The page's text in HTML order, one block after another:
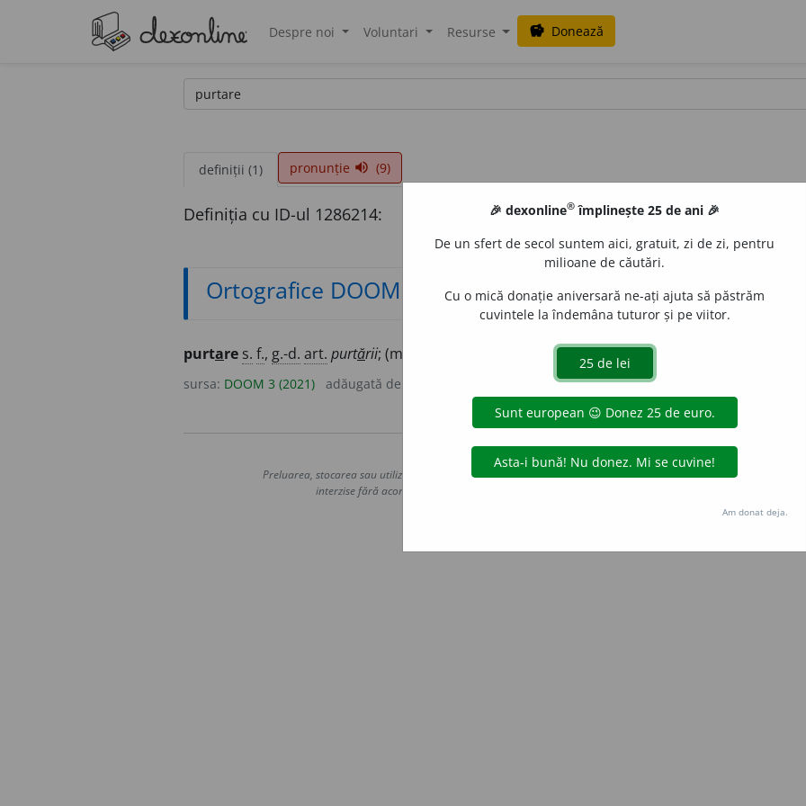
Despre noi Voluntari Resurse savings Donează
definiții (1) pronunție volume_up (9)
Definiția cu ID-ul 1286214:
Ortografice DOOM
purtare s. f., g.-d. art. purtării; (maniere)
sursa: DOOM 3 (2021) adăugată de
Copyright © 2004-2026 dexonline (https://dexonline.ro)
Preluarea, stocarea sau utilizarea datelor de pe acest site, inclusiv prin orice metode de extragere automată
interzise fără acordul nostru prealabil scris, cu excepția seturilor de date oferite oficial spre utilizare
Hosterion
🎉 dexonline® împlinește 25 de ani 🎉
De un sfert de secol suntem aici, gratuit, zi de zi, pentru
milioane de căutări.
Cu o mică donație aniversară ne-ați ajuta să păstrăm
cuvintele la îndemâna tuturor și pe viitor.
Am donat deja.